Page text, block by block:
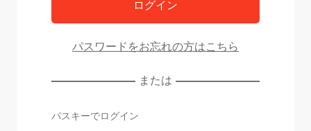
パスワードをお忘れの方はこちら
または
パスキーでログイン